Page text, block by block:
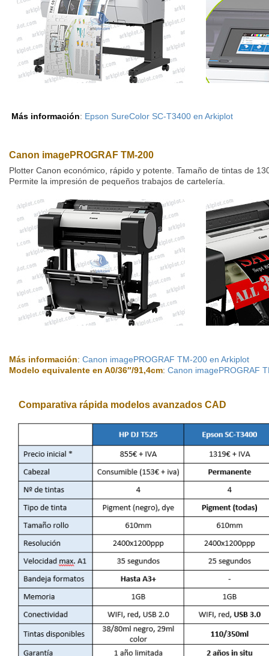
Más información: Epson SureColor SC-T3400 en Arkiplot
Canon imagePROGRAF TM-200
Plotter Canon económico, rápido y potente. Tamaño de tintas de
Permite la impresión de pequeños trabajos de cartelería.
Más información: Canon imagePROGRAF TM-200 en Arkiplot
Modelo equivalente en A0/36″/91,4cm: Canon imagePROGRAF
Comparativa rápida modelos avanzados CAD